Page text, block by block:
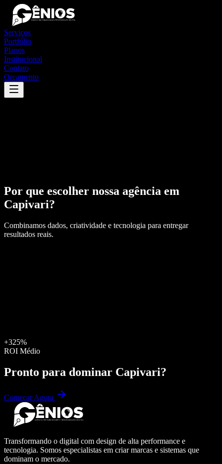
Serviços
Portfólio
Planos
Institucional
Contato
Orçamento
Por que escolher nossa agência em
Capivari?
Combinamos dados, criatividade e tecnologia para entregar
resultados reais.
+325%
ROI Médio
Pronto para dominar Capivari?
Começar Agora
Transformando o digital com design de alta performance e
tecnologia. Somos especialistas em criar marcas e sistemas que
dominam o mercado.